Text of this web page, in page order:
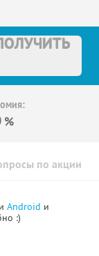
%
по акции
Android и
:)